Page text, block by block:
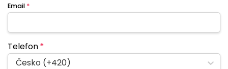
Email *
Telefon*
Česko (+420)